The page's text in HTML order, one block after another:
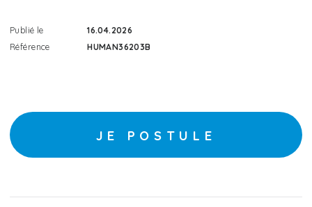
Publié le
16.04.2026
Référence
HUMAN36203B
JE POSTULE